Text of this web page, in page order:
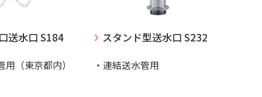
送水口 S184
（東京都内）
スタンド型送水口 S232
・連結送水管用